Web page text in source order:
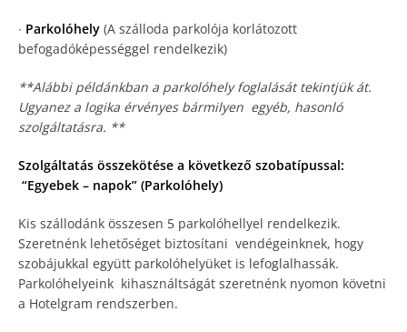
∙ Parkolóhely (A szálloda parkolója korlátozott
befogadóképességgel rendelkezik)
**Alábbi példánkban a parkolóhely foglalását tekintjük át.
Ugyanez a logika érvényes bármilyen egyéb, hasonló
szolgáltatásra. **
Szolgáltatás összekötése a következő szobatípussal:
“Egyebek – napok” (Parkolóhely)
Kis szállodánk összesen 5 parkolóhellyel rendelkezik.
Szeretnénk lehetőséget biztosítani vendégeinknek, hogy
szobájukkal együtt parkolóhelyüket is lefoglalhassák.
Parkolóhelyeink kihasználtságát szeretnénk nyomon követni
a Hotelgram rendszerben.